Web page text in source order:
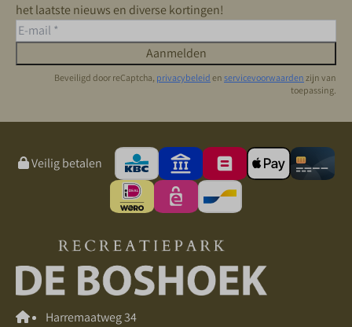
het laatste nieuws en diverse kortingen!
Aanmelden
Beveiligd door reCaptcha, privacybeleid en servicevoorwaarden zijn van
toepassing.
Veilig betalen
Harremaatweg 34